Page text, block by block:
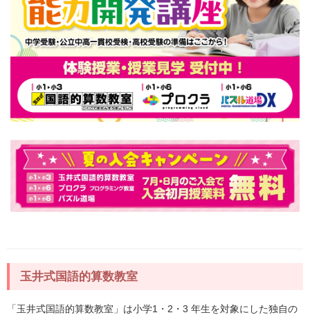
玉井式国語的算数教室
「玉井式国語的算数教室」は小学1・2・3 年生を対象にした独自の